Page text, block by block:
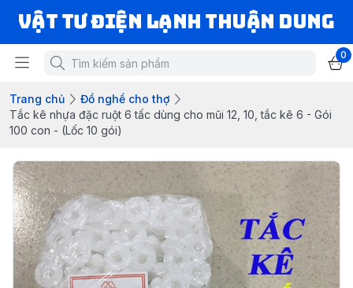
VẬT TƯ ĐIỆN LẠNH THUẬN DUNG
0
Trang chủ
Đồ nghề cho thợ
Tắc kê nhựa đặc ruột 6 tấc dùng cho mũi 12, 10, tắc kê 6 - Gói
100 con - (Lốc 10 gói)